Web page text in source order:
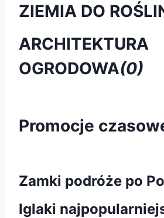
ZIEMIA DO
ARCHITEKTURA
OGRODOWA(0)
Promocje
Zamki podróże po
Iglaki